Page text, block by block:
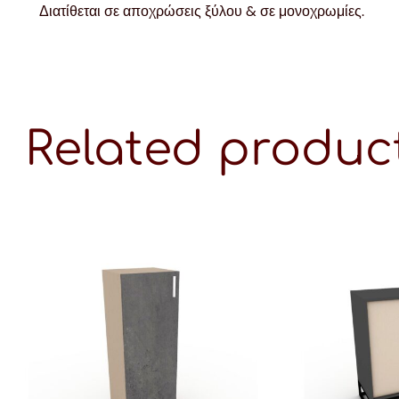
Διατίθεται σε αποχρώσεις ξύλου & σε μονοχρωμίες.
Related